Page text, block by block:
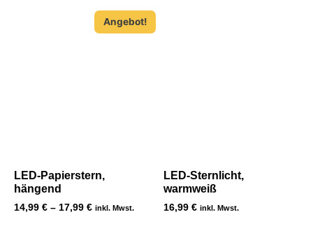
Angebot!
LED-Papierstern,
hängend
14,99 € – 17,99 € inkl. Mwst.
LED-Sternlicht,
warmweiß
16,99 € inkl. Mwst.